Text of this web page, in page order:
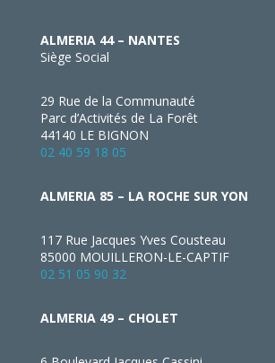
ALMERIA 44 – NANTES
Siège Social
29 Rue de la Communauté
Parc d’Activités de La Forêt
44140 LE BIGNON
02 40 59 18 05
ALMERIA 85 – LA ROCHE SUR YON
117 Rue Jacques Yves Cousteau
85000 MOUILLERON-LE-CAPTIF
02 51 05 90 32
ALMERIA 49 – CHOLET